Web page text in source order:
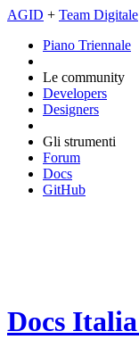
AGID + Team Digitale
Piano Triennale
Le community
Developers
Designers
Gli strumenti
Forum
Docs
GitHub
Docs Italia